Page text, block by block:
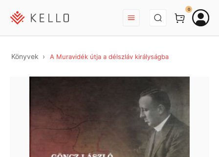
BEJELENTKEZÉS
0
Könyvek A Muravidék útja a délszláv királyságba